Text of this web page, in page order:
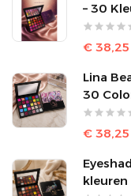
– 30
€ 38,25
Lina
30
€ 38,25
kleuren